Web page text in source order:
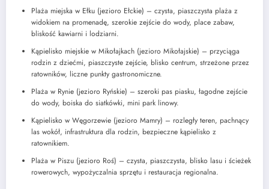
Plaża miejska w Ełku (jezioro Ełckie) – czysta, piaszczysta plaża z
widokiem na promenadę, szerokie zejście do wody, place zabaw,
bliskość kawiarni i lodziarni.
Kąpielisko miejskie w Mikołajkach (jezioro Mikołajskie) – przyciąga
rodzin z dziećmi, piaszczyste zejście, blisko centrum, strzeżone przez
ratowników, liczne punkty gastronomiczne.
Plaża w Rynie (jezioro Ryńskie) – szeroki pas piasku, łagodne zejście
do wody, boiska do siatkówki, mini park linowy.
Kąpielisko w Węgorzewie (jezioro Mamry) – rozległy teren, pachnący
las wokół, infrastruktura dla rodzin, bezpieczne kąpielisko z
ratownikiem.
Plaża w Piszu (jezioro Roś) – czysta, piaszczysta, blisko lasu i ścieżek
rowerowych, wypożyczalnia sprzętu i restauracja regionalna.